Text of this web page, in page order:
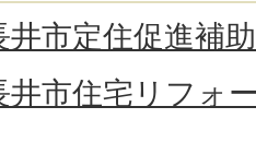
井市定住促進補
井市住宅リフォ